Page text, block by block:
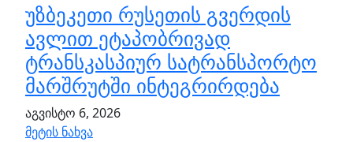
უზბეკეთი რუსეთის გვერდის
ავლით ეტაპობრივად
ტრანსკასპიურ სატრანსპორტო
მარშრუტში ინტეგრირდება
აგვისტო 6, 2026
მეტის ნახვა